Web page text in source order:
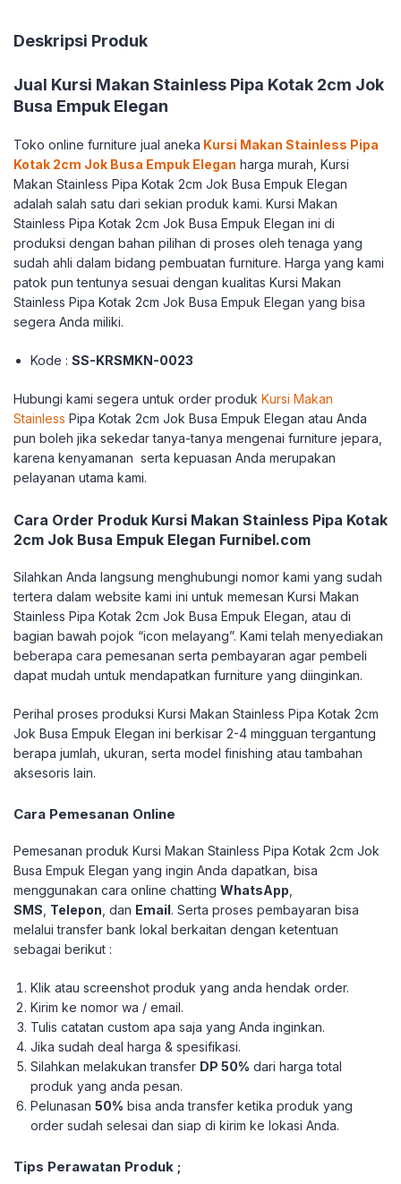
Deskripsi Produk
Jual Kursi Makan Stainless Pipa Kotak 2cm Jok
Busa Empuk Elegan
Toko online furniture jual aneka Kursi Makan Stainless Pipa
Kotak 2cm Jok Busa Empuk Elegan harga murah, Kursi
Makan Stainless Pipa Kotak 2cm Jok Busa Empuk Elegan
adalah salah satu dari sekian produk kami. Kursi Makan
Stainless Pipa Kotak 2cm Jok Busa Empuk Elegan ini di
produksi dengan bahan pilihan di proses oleh tenaga yang
sudah ahli dalam bidang pembuatan furniture. Harga yang kami
patok pun tentunya sesuai dengan kualitas Kursi Makan
Stainless Pipa Kotak 2cm Jok Busa Empuk Elegan yang bisa
segera Anda miliki.
Kode :SS-KRSMKN-0023
Hubungi kami segera untuk order produk Kursi Makan
Stainless Pipa Kotak 2cm Jok Busa Empuk Elegan atau Anda
pun boleh jika sekedar tanya-tanya mengenai furniture jepara,
karena kenyamanan serta kepuasan Anda merupakan
pelayanan utama kami.
Cara Order Produk Kursi Makan Stainless Pipa Kotak
2cm Jok Busa Empuk Elegan Furnibel.com
Silahkan Anda langsung menghubungi nomor kami yang sudah
tertera dalam website kami ini untuk memesan Kursi Makan
Stainless Pipa Kotak 2cm Jok Busa Empuk Elegan, atau di
bagian bawah pojok “icon melayang”. Kami telah menyediakan
beberapa cara pemesanan serta pembayaran agar pembeli
dapat mudah untuk mendapatkan furniture yang diinginkan.
Perihal proses produksi Kursi Makan Stainless Pipa Kotak 2cm
Jok Busa Empuk Elegan ini berkisar 2-4 mingguan tergantung
berapa jumlah, ukuran, serta model finishing atau tambahan
aksesoris lain.
Cara Pemesanan Online
Pemesanan produk Kursi Makan Stainless Pipa Kotak 2cm Jok
Busa Empuk Elegan yang ingin Anda dapatkan, bisa
menggunakan cara online chatting WhatsApp
SMS Telepon , dan Email. Serta proses pembayaran bisa
melalui transfer bank lokal berkaitan dengan ketentuan
sebagai berikut :
Klik atau screenshot produk yang anda hendak order.
Kirim ke nomor wa / email.
Tulis catatan custom apa saja yang Anda inginkan.
Jika sudah deal harga & spesifikasi.
Silahkan melakukan transfer DP 50% dari harga total
produk yang anda pesan.
Pelunasan50% bisa anda transfer ketika produk yang
order sudah selesai dan siap di kirim ke lokasi Anda.
Tips Perawatan Produk ;